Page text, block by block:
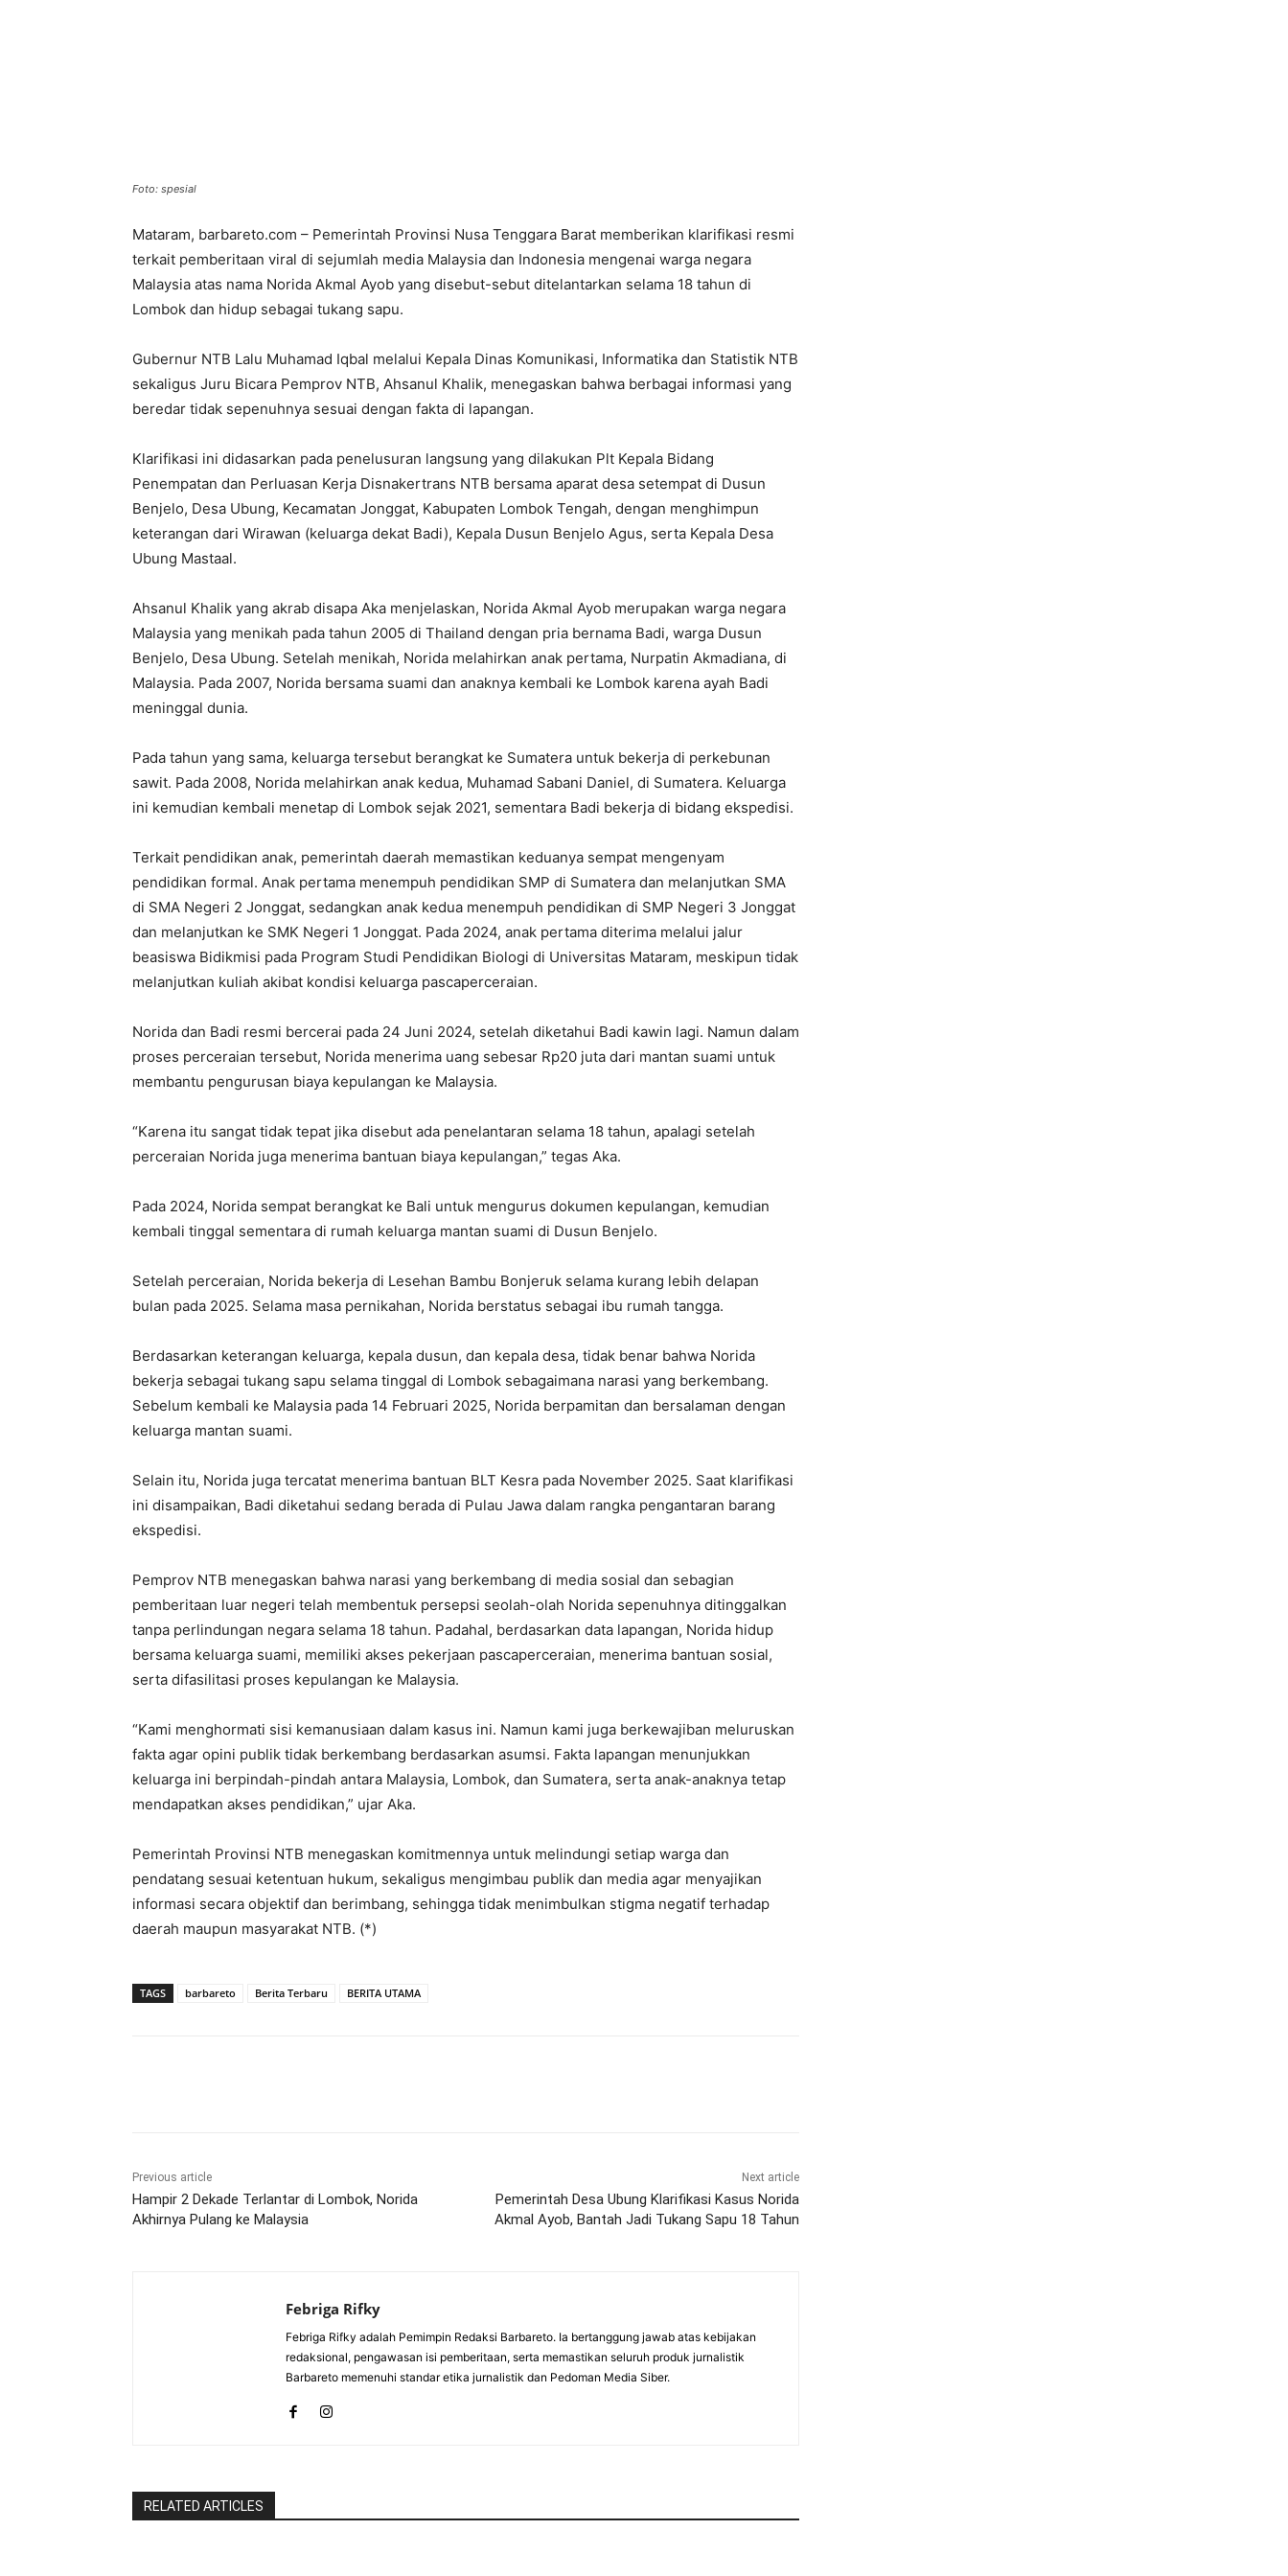
Foto: spesial
Mataram, barbareto.com – Pemerintah Provinsi Nusa Tenggara Barat memberikan klarifikasi resmi
terkait pemberitaan viral di sejumlah media Malaysia dan Indonesia mengenai warga negara
Malaysia atas nama Norida Akmal Ayob yang disebut-sebut ditelantarkan selama 18 tahun di
Lombok dan hidup sebagai tukang sapu.
Gubernur NTB Lalu Muhamad Iqbal melalui Kepala Dinas Komunikasi, Informatika dan Statistik NTB
sekaligus Juru Bicara Pemprov NTB, Ahsanul Khalik, menegaskan bahwa berbagai informasi yang
beredar tidak sepenuhnya sesuai dengan fakta di lapangan.
Klarifikasi ini didasarkan pada penelusuran langsung yang dilakukan Plt Kepala Bidang
Penempatan dan Perluasan Kerja Disnakertrans NTB bersama aparat desa setempat di Dusun
Benjelo, Desa Ubung, Kecamatan Jonggat, Kabupaten Lombok Tengah, dengan menghimpun
keterangan dari Wirawan (keluarga dekat Badi), Kepala Dusun Benjelo Agus, serta Kepala Desa
Ubung Mastaal.
Ahsanul Khalik yang akrab disapa Aka menjelaskan, Norida Akmal Ayob merupakan warga negara
Malaysia yang menikah pada tahun 2005 di Thailand dengan pria bernama Badi, warga Dusun
Benjelo, Desa Ubung. Setelah menikah, Norida melahirkan anak pertama, Nurpatin Akmadiana, di
Malaysia. Pada 2007, Norida bersama suami dan anaknya kembali ke Lombok karena ayah Badi
meninggal dunia.
Pada tahun yang sama, keluarga tersebut berangkat ke Sumatera untuk bekerja di perkebunan
sawit. Pada 2008, Norida melahirkan anak kedua, Muhamad Sabani Daniel, di Sumatera. Keluarga
ini kemudian kembali menetap di Lombok sejak 2021, sementara Badi bekerja di bidang ekspedisi.
Terkait pendidikan anak, pemerintah daerah memastikan keduanya sempat mengenyam
pendidikan formal. Anak pertama menempuh pendidikan SMP di Sumatera dan melanjutkan SMA
di SMA Negeri 2 Jonggat, sedangkan anak kedua menempuh pendidikan di SMP Negeri 3 Jonggat
dan melanjutkan ke SMK Negeri 1 Jonggat. Pada 2024, anak pertama diterima melalui jalur
beasiswa Bidikmisi pada Program Studi Pendidikan Biologi di Universitas Mataram, meskipun tidak
melanjutkan kuliah akibat kondisi keluarga pascaperceraian.
Norida dan Badi resmi bercerai pada 24 Juni 2024, setelah diketahui Badi kawin lagi. Namun dalam
proses perceraian tersebut, Norida menerima uang sebesar Rp20 juta dari mantan suami untuk
membantu pengurusan biaya kepulangan ke Malaysia.
“Karena itu sangat tidak tepat jika disebut ada penelantaran selama 18 tahun, apalagi setelah
perceraian Norida juga menerima bantuan biaya kepulangan,” tegas Aka.
Pada 2024, Norida sempat berangkat ke Bali untuk mengurus dokumen kepulangan, kemudian
kembali tinggal sementara di rumah keluarga mantan suami di Dusun Benjelo.
Setelah perceraian, Norida bekerja di Lesehan Bambu Bonjeruk selama kurang lebih delapan
bulan pada 2025. Selama masa pernikahan, Norida berstatus sebagai ibu rumah tangga.
Berdasarkan keterangan keluarga, kepala dusun, dan kepala desa, tidak benar bahwa Norida
bekerja sebagai tukang sapu selama tinggal di Lombok sebagaimana narasi yang berkembang.
Sebelum kembali ke Malaysia pada 14 Februari 2025, Norida berpamitan dan bersalaman dengan
keluarga mantan suami.
Selain itu, Norida juga tercatat menerima bantuan BLT Kesra pada November 2025. Saat klarifikasi
ini disampaikan, Badi diketahui sedang berada di Pulau Jawa dalam rangka pengantaran barang
ekspedisi.
Pemprov NTB menegaskan bahwa narasi yang berkembang di media sosial dan sebagian
pemberitaan luar negeri telah membentuk persepsi seolah-olah Norida sepenuhnya ditinggalkan
tanpa perlindungan negara selama 18 tahun. Padahal, berdasarkan data lapangan, Norida hidup
bersama keluarga suami, memiliki akses pekerjaan pascaperceraian, menerima bantuan sosial,
serta difasilitasi proses kepulangan ke Malaysia.
“Kami menghormati sisi kemanusiaan dalam kasus ini. Namun kami juga berkewajiban meluruskan
fakta agar opini publik tidak berkembang berdasarkan asumsi. Fakta lapangan menunjukkan
keluarga ini berpindah-pindah antara Malaysia, Lombok, dan Sumatera, serta anak-anaknya tetap
mendapatkan akses pendidikan,” ujar Aka.
Pemerintah Provinsi NTB menegaskan komitmennya untuk melindungi setiap warga dan
pendatang sesuai ketentuan hukum, sekaligus mengimbau publik dan media agar menyajikan
informasi secara objektif dan berimbang, sehingga tidak menimbulkan stigma negatif terhadap
daerah maupun masyarakat NTB. (*)
TAGS barbareto Berita Terbaru BERITA UTAMA
Previous article
Hampir 2 Dekade Terlantar di Lombok, Norida
Akhirnya Pulang ke Malaysia
Next article
Pemerintah Desa Ubung Klarifikasi Kasus Norida
Akmal Ayob, Bantah Jadi Tukang Sapu 18 Tahun
Febriga Rifky
Febriga Rifky adalah Pemimpin Redaksi Barbareto. Ia bertanggung jawab atas kebijakan
redaksional, pengawasan isi pemberitaan, serta memastikan seluruh produk jurnalistik
Barbareto memenuhi standar etika jurnalistik dan Pedoman Media Siber.
RELATED ARTICLES